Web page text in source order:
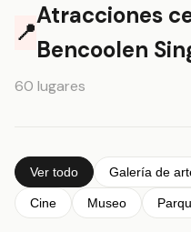
📍
Atracciones
Bencoolen
60 lugares
Ver todo Galería de
Cine Museo